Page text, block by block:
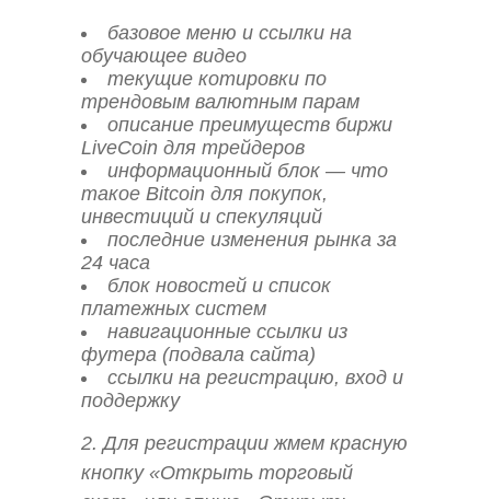
базовое меню и ссылки на
обучающее видео
текущие котировки по
трендовым валютным парам
описание преимуществ биржи
LiveCoin для трейдеров
информационный блок — что
такое Bitcoin для покупок,
инвестиций и спекуляций
последние изменения рынка за
24 часа
блок новостей и список
платежных систем
навигационные ссылки из
футера (подвала сайта)
ссылки на регистрацию, вход и
поддержку
2. Для регистрации жмем красную
кнопку «Открыть торговый